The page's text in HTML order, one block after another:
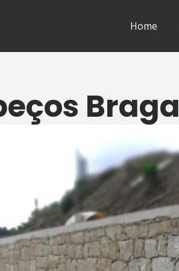
Home
Braga